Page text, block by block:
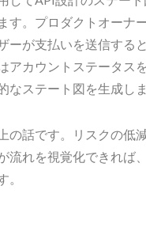
す。プロダクトオーナ
ーが支払いを送信する
アカウントステータス
なステート図を生成しま
の話です。リスクの低
流れを視覚化できれば
。